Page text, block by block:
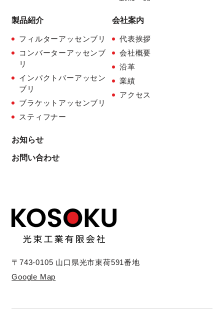
〒743-0105 山口県光市束荷591番地
Google Map
製品紹介
フィルターアッセンブリ
コンバーターアッセンブ
リ
インパクトバーアッセン
ブリ
ブラケットアッセンブリ
スティフナー
会社案内
代表挨拶
会社概要
沿革
業績
アクセス
お知らせ
お問い合わせ